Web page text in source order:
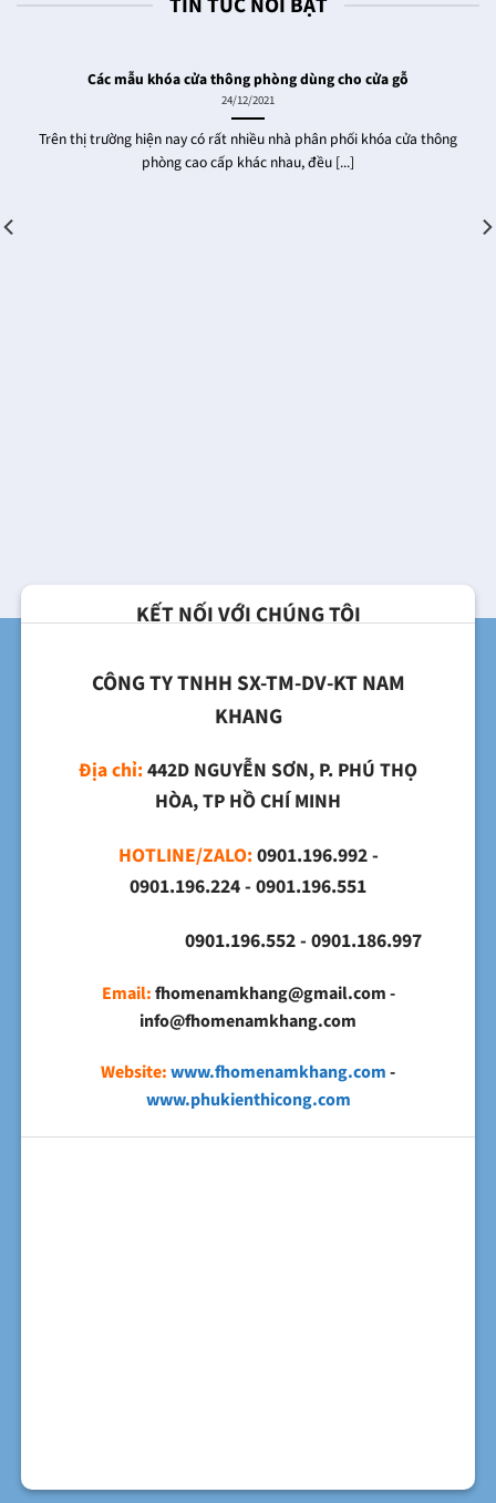
Các mẫu khóa cửa thông phòng dùng cho cửa gỗ
24/12/2021
Trên thị trường hiện nay có rất nhiều nhà phân phối khóa cửa thông
phòng cao cấp khác nhau, đều [...]
KẾT NỐI VỚI CHÚNG TÔI
CÔNG TY TNHH SX-TM-DV-KT NAM
KHANG
Địa chỉ:442D NGUYỄN SƠN, P. PHÚ THỌ
HÒA, TP HỒ CHÍ MINH
HOTLINE/ZALO:0901.196.992 -
0901.196.224 - 0901.196.551
0901.196.552 - 0901.186.997
Email:fhomenamkhang@gmail.com -
info@fhomenamkhang.com
Website:www.fhomenamkhang.com-
www.phukienthicong.com